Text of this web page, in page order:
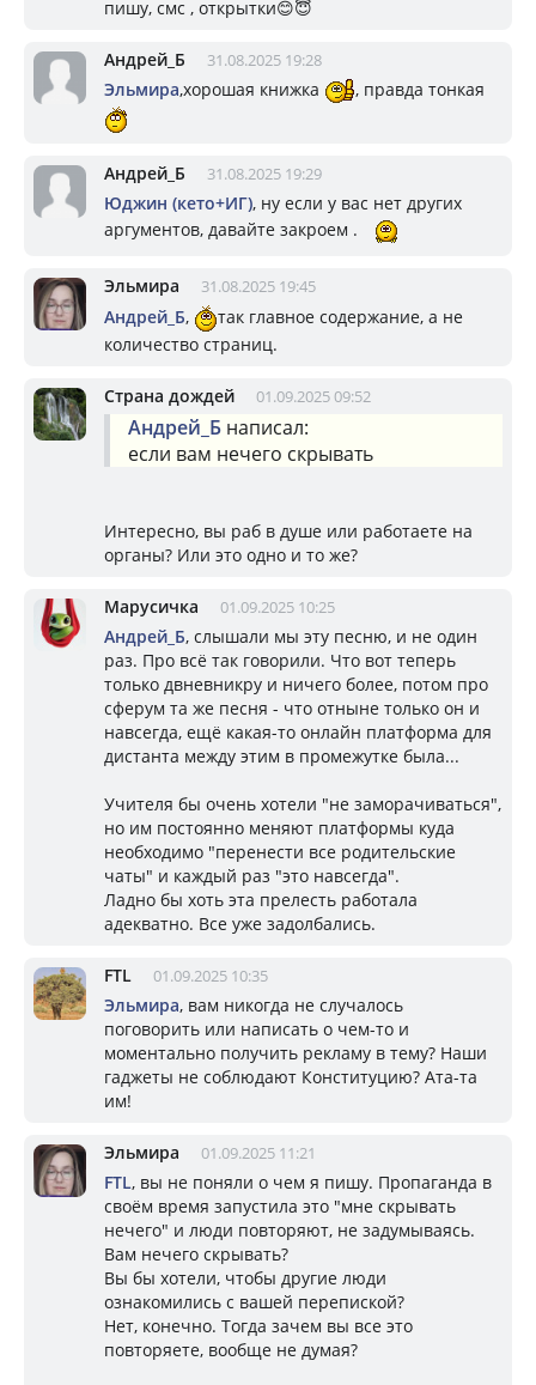
пишу, смс , открытки😊😇
Андрей_Б 31.08.2025 19:28
Эльмира,хорошая книжка , правда тонкая
Андрей_Б 31.08.2025 19:29
Юджин (кето+ИГ), ну если у вас нет других
аргументов, давайте закроем .
Эльмира 31.08.2025 19:45
Андрей_Б,
так главное содержание, а не
количество страниц.
Страна дождей 01.09.2025 09:52
Андрей_Б написал:
если вам нечего скрывать
Интересно, вы раб в душе или работаете на
органы? Или это одно и то же?
Марусичка 01.09.2025 10:25
Андрей_Б, слышали мы эту песню, и не один
раз. Про всё так говорили. Что вот теперь
только двневникру и ничего более, потом про
сферум та же песня - что отныне только он и
навсегда, ещё какая-то онлайн платформа для
дистанта между этим в промежутке была...
Учителя бы очень хотели "не заморачиваться",
но им постоянно меняют платформы куда
необходимо "перенести все родительские
чаты" и каждый раз "это навсегда".
Ладно бы хоть эта прелесть работала
адекватно. Все уже задолбались.
FTL 01.09.2025 10:35
Эльмира, вам никогда не случалось
поговорить или написать о чем-то и
моментально получить рекламу в тему? Наши
гаджеты не соблюдают Конституцию? Ата-та
им!
Эльмира 01.09.2025 11:21
FTL, вы не поняли о чем я пишу. Пропаганда в
своём время запустила это "мне скрывать
нечего" и люди повторяют, не задумываясь.
Вам нечего скрывать?
Вы бы хотели, чтобы другие люди
ознакомились с вашей перепиской?
Нет, конечно. Тогда зачем вы все это
повторяете, вообще не думая?